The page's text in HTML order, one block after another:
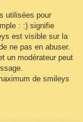
utilisées pour
: :) signifie
est visible sur la
ne pas en abuser.
un modérateur peut
de smileys